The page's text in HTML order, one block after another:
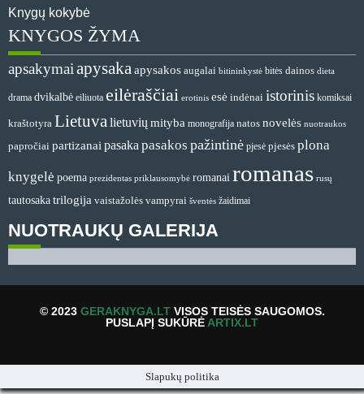
Knygų kokybė
NUOTRAUKŲ GALERIJA
KNYGOS ŽYMA
apsakymai apysaka apysakos augalai bitininkystė bitės dainos dieta
drama dvikalbė eiliuota eilėraščiai erotinis esė indėnai istorinis komiksai
kraštotyra Lietuva lietuvių mityba monografija natos novelės nuotraukos
papročiai partizanai pasaka pasakos pažintinė pjesė pjesės plona
knygelė poema prezidentas priklausomybė romanai romanas rusų
tautosakatrilogija vaistažolės vampyrai šventės žaidimai
© 2023 GERAKNYGA.LTVISOS TEISĖS SAUGOMOS.
PUSLAPĮ SUKŪRĖ ARTIX.LT
Slapukų politika